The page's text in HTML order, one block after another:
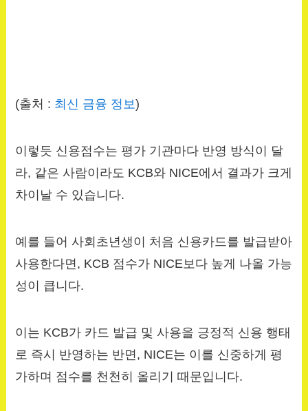
(출처 : 최신 금융 정보)
이렇듯 신용점수는 평가 기관마다 반영 방식이 달
라, 같은 사람이라도 KCB와 NICE에서 결과가 크게
차이날 수 있습니다.
예를 들어 사회초년생이 처음 신용카드를 발급받아
사용한다면, KCB 점수가 NICE보다 높게 나올 가능
성이 큽니다.
이는 KCB가 카드 발급 및 사용을 긍정적 신용 행태
로 즉시 반영하는 반면, NICE는 이를 신중하게 평
가하며 점수를 천천히 올리기 때문입니다.